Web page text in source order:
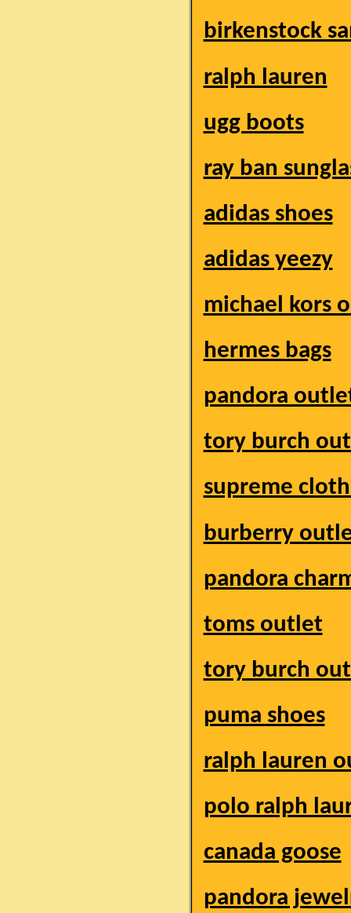
birkenstock
ralph lauren
ugg boots
ray ban
adidas shoes
adidas yeezy
michael kors
hermes bags
pandora
tory burch
supreme
burberry
pandora
toms outlet
tory burch
puma shoes
ralph lauren
polo ralph
canada goose
pandora